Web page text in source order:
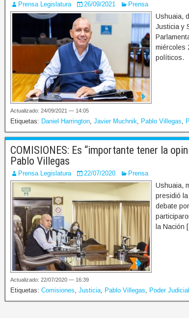
Prensa Legislatura 26/09/2021 Prensa
Ushuaia,
Justicia y
miércoles
políticos.
Actualizado: 24/09/2021 — 14:05
Etiquetas: Daniel Harrington, Javier Muchnik, Pablo Villegas,
COMISIONES: Es “importante tener la
Pablo Villegas
Prensa Legislatura 22/07/2020 Prensa
Ushuaia,
presidió
debate
la Nación
Actualizado: 22/07/2020 — 16:39
Etiquetas: Comisiones, Justicia, Pablo Villegas, Poder Judicial